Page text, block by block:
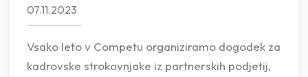
07.11.2023
Vsako leto v Competu organiziramo dogodek za
kadrovske strokovnjake iz partnerskih podjetij,